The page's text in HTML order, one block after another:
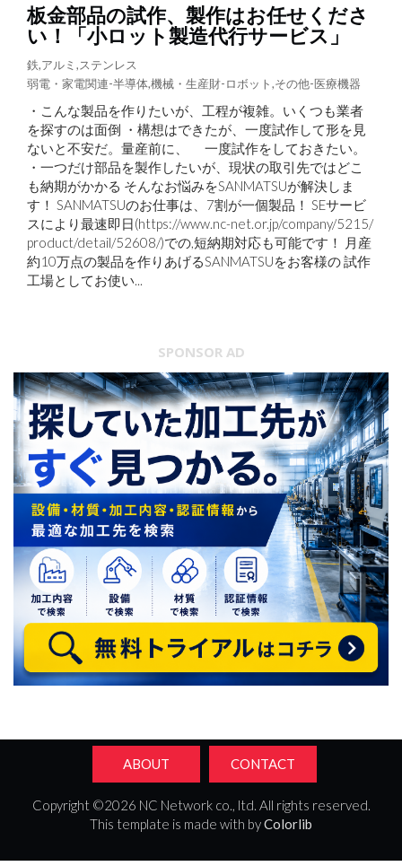
板金部品の試作、製作はお任せくださ
い！「小ロット製造代行サービス」
鉄,アルミ,ステンレス
弱電・家電関連-半導体,機械・生産財-ロボット,その他-医療機器
・こんな製品を作りたいが、工程が複雑。いくつも業者
を探すのは面倒 ・構想はできたが、一度試作して形を見
ないと不安だ。量産前に、 一度試作をしておきたい。
・一つだけ部品を製作したいが、現状の取引先ではどこ
も納期がかかる そんなお悩みをSANMATSUが解決しま
す！ SANMATSUのお仕事は、7割が一個製品！ SEサービ
スにより最速即日(https://www.nc-net.or.jp/company/5215/
product/detail/52608/)での,短納期対応も可能です！ 月産
約10万点の製品を作りあげるSANMATSUをお客様の 試作
工場としてお使い...
SPONSOR AD
ABOUT CONTACT
Copyright ©2026 NC Network co., ltd. All rights reserved.
This template is made with byColorlib